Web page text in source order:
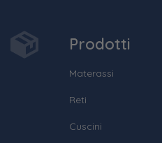
Prodotti
Materassi
Reti
Cuscini